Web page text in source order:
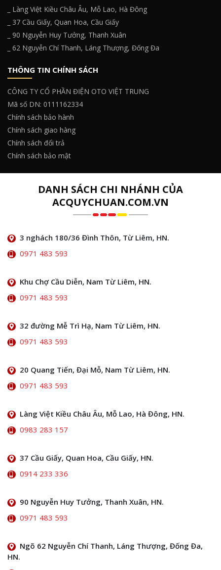
_ Làng Việt Kiều Châu Âu, Mỗ Lao, Hà Đông
_ 37 Cầu Giấy, Quan Hoa, Cầu Giấy
_ 90 Nguyễn Huy Tưởng, Thanh Xuân
_ 62 Nguyễn Chí Thanh, Láng Thượng, Đống Đa
THÔNG TIN CHÍNH SÁCH
CÔNG TY CỔ PHẦN ĐIỆN OTO VIỆT TRUNG
Mã số DN: 0111162334
Chính sách bảo hành
Chính sách giao hàng
Chính sách đổi trả
Chính sách bảo mật
DANH SÁCH CHI NHÁNH CỦA
ACQUYCHUAN.COM.VN
3 nghách 180/36 Đình Thôn, Từ Liêm, HN.
0971 483 593
Khu Chợ Cầu Diễn, Nam Từ Liêm, HN.
0971 483 593
32 đường Mễ Trì Hạ, Nam Từ Liêm, HN.
0971 483 593
20 Quang Tiến, Đại Mỗ, Nam Từ Liêm, HN.
0971 483 593
Làng Việt Kiều Châu Âu, Mỗ Lao, Hà Đông, HN.
0983 283 157
37 Cầu Giấy, Quan Hoa, Cầu Giấy, HN.
0914 233 336
90 Nguyễn Huy Tưởng, Thanh Xuân, HN.
0971 483 593
Ngõ 62 Nguyễn Chí Thanh, Láng Thượng, Đống Đa,
HN.